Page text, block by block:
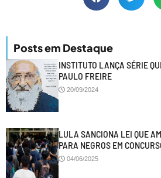
Posts em Destaque
INSTITUTO LANÇA SÉRIE
PAULO FREIRE
20/09/2024
LULA SANCIONA LEI QUE
PARA NEGROS EM
04/06/2025